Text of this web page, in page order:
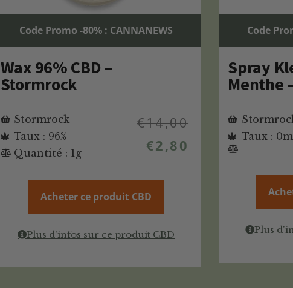
Code Promo -80% : CANNANEWS
Wax 96% CBD –
Stormrock
Stormrock
Taux : 96%
Quantité : 1g
€14,00
€2,80
Acheter ce produit CBD
Plus d'infos sur ce produit CBD
Code
Spray
Menthe
Taux :
Plus